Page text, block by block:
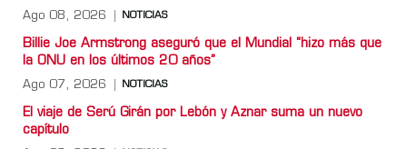
Ago 08, 2026 NOTICIAS
Billie Joe Armstrong aseguró que el Mundial “hizo más que
la ONU en los últimos 20 años”
Ago 07, 2026 NOTICIAS
El viaje de Serú Girán por Lebón y Aznar suma un nuevo
capítulo